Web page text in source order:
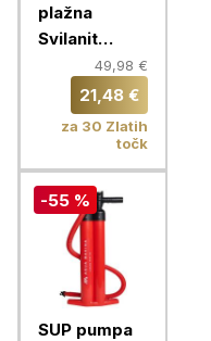
plažna
Svilanit
Admiral
100x180 cm,
gold
49,98 €
21,48 €
za 30 Zlatih
točk
-55 %
SUP pumpa